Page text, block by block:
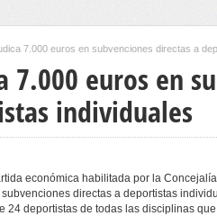
7.000 euros en subvenciones directas a
7.000 euros en
individuales
económica habilitada por la
directas a deportistas
24 deportistas de todas las disciplinas